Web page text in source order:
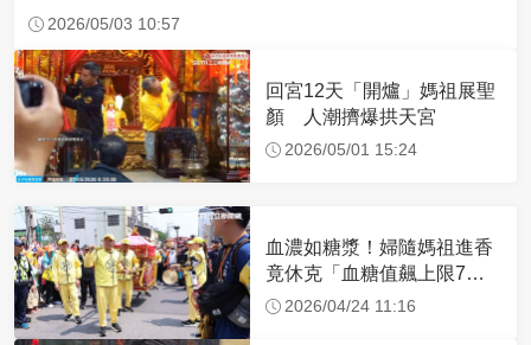
2026/05/03 10:57
回宮12天「開爐」媽祖展聖
顏 人潮擠爆拱天宮
2026/05/01 15:24
血濃如糖漿！婦隨媽祖進香
竟休克「血糖值飆上限7
倍」 醫曝原因
2026/04/24 11:16